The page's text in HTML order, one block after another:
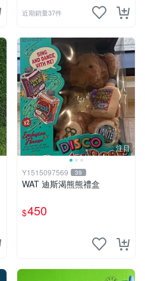
近期銷量37件
注目
Y1515097569 39
WAT 迪斯渴熊熊禮盒
$450